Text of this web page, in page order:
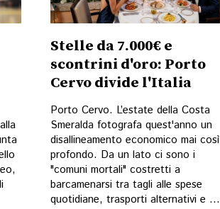
Stelle da 7.000€ e
scontrini d'oro: Porto
Cervo divide l'Italia
Porto Cervo. L’estate della Costa
Smeralda fotografa quest'anno un
disallineamento economico mai così
profondo. Da un lato ci sono i
"comuni mortali" costretti a
barcamenarsi tra tagli alle spese
quotidiane, trasporti alternativi e ...